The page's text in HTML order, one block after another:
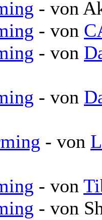
- von
- von
- von
- von
- von
- von
- von